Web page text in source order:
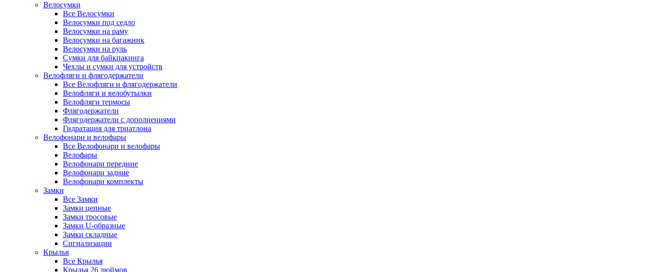
Велосумки
Все Велосумки
Велосумки под седло
Велосумки на раму
Велосумки на багажник
Велосумки на руль
Сумки для байкпакинга
Чехлы и сумки для устройств
Велофляги и флягодержатели
Все Велофляги и флягодержатели
Велофляги и велобутылки
Велофляги термосы
Флягодержатели
Флягодержатели с дополнениями
Гидратация для триатлона
Велофонари и велофары
Все Велофонари и велофары
Велофары
Велофонари передние
Велофонари задние
Велофонари комплекты
Замки
Все Замки
Замки цепные
Замки тросовые
Замки U-образные
Замки складные
Сигнализации
Крылья
Все Крылья
Крылья 26 дюймов